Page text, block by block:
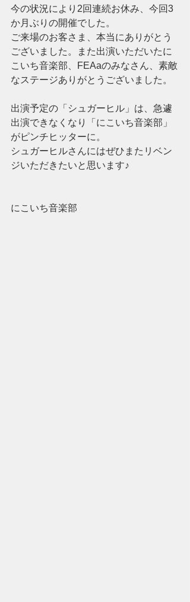
今の状況により2回連続お休み、今回3
か月ぶりの開催でした。
ご来場のお客さま、本当にありがとう
ございました。また出演いただいたに
こいち音楽部、FEAaのみなさん、素敵
なステージありがとうございました。
出演予定の「シュガーヒル」は、急遽
出演できなくなり「にこいち音楽部」
がピンチヒッターに。
シュガーヒルさんにはぜひまたリベン
ジいただきたいと思います♪
にこいち音楽部